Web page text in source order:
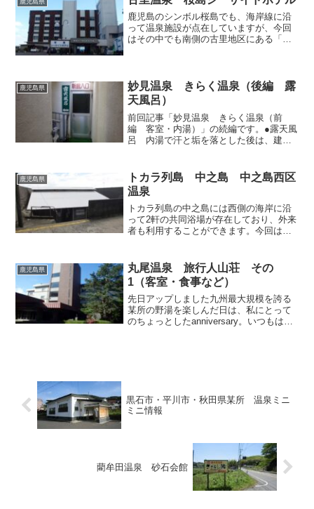
鹿児島のシンボル桜島でも、海岸線に沿
って温泉施設が点在していますが、今回
はその中でも南側の古里地区にある「桜
が、潮風が直撃する上、目の...
鹿児島県
妙見温泉 きらく温泉（後編 露
天風呂）
前回記事「妙見温泉 きらく温泉（前
編 客室・内湯）」の続編です。●露天風
呂 内湯で汗と垢を落とした後は、建物
新館へ向かう通路に出て、途中で案内に
従い左に曲がり、犬走り...
鹿児島県
トカラ列島 中之島 中之島西区
温泉
トカラ列島の中之島には西側の海岸に沿
って2軒の共同浴場が存在しており、外来
者も利用することができます。今回はそ
いるところに湯小屋が建てられており、
道路よりも低い海岸と同...
鹿児島県
丸尾温泉 旅行人山荘 その
1（客室・食事など）
先日アップしました九州最大規模を誇る
某所の野湯を楽しんだ日は、私にとって
のちょっとしたanniversary。いつもはお
黒石市・平川市・秋田県某所 温泉ミニ
ミニ情報
藺牟田温泉 砂石会館